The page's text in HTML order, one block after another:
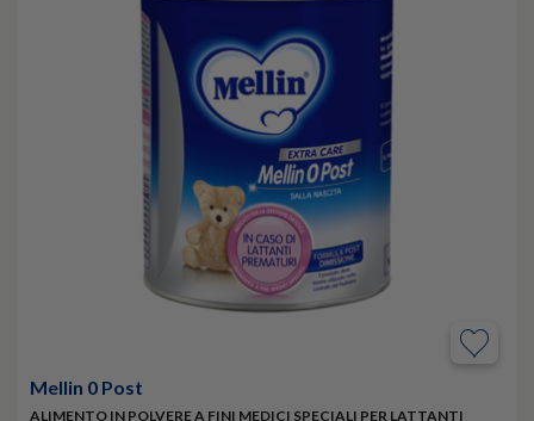
Mellin 0 Post
ALIMENTO IN POLVERE A FINI MEDICI SPECIALI PER LATTANTI